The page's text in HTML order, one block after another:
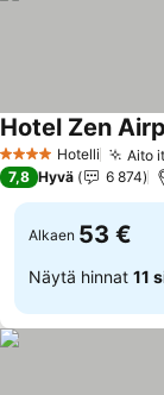
4 Tähtiluokitus
Hotelli Aito
Hotel Zen
7,8 Hyvä 6 874
Alkaen 53 €
Näytä hinnat 11